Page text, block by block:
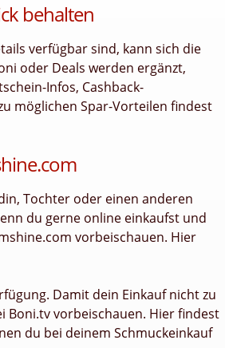
behalten
verfügbar sind, kann sich die
oder Deals werden ergänzt,
Infos, Cashback-
möglichen Spar-Vorteilen findest
Tochter oder einen anderen
du gerne online einkaufst und
vorbeischauen. Hier
Damit dein Einkauf nicht zu
Boni.tv vorbeischauen. Hier findest
du bei deinem Schmuckeinkauf